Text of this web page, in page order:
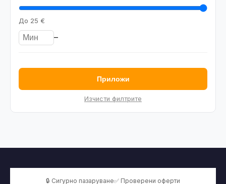
До 25 €
–
Приложи
Изчисти филтрите
🔒 Сигурно пазаруване✅ Проверени оферти